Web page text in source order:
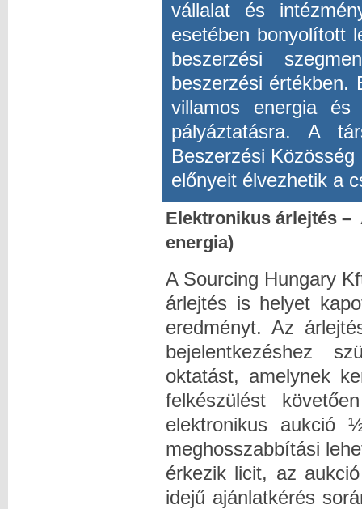
vállalat és
esetében bonyolított
beszerzési
beszerzési értékben.
villamos energia
pályáztatásra. A
Beszerzési
előnyeit élvezhetik a
Elektronikus árlejtés –
energia)
A Sourcing Hungary
árlejtés is helyet
eredményt. Az
bejelentkezéshez
oktatást, amelynek
felkészülést
elektronikus aukció
meghosszabbítási
érkezik licit, az
idejű ajánlatkérés